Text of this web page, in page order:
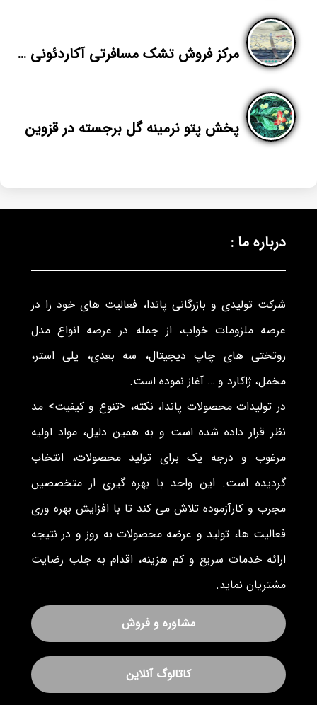
مرکز فروش تشک مسافرتی آکاردئونی پاندا
پخش پتو نرمینه گل برجسته در قزوین
درباره ما :
شرکت تولیدی و بازرگانی پاندا، فعالیت های خود را در
عرصه ملزومات خواب، از جمله در عرصه انواع مدل
روتختی های چاپ دیجیتال، سه بعدی، پلی استر،
مخمل، ژاکارد و … آغاز نموده است.
در تولیدات محصولات پاندا، نکته، <تنوع و کیفیت> مد
نظر قرار داده شده است و به همین دلیل، مواد اولیه
مرغوب و درجه یک برای تولید محصولات، انتخاب
گردیده است. این واحد با بهره گیری از متخصصین
مجرب و کارآزموده تلاش می کند تا با افزایش بهره وری
فعالیت ها، تولید و عرضه محصولات به روز و در نتیجه
ارائه خدمات سریع و کم هزینه، اقدام به جلب رضایت
مشتریان نماید.
مشاوره و فروش
کاتالوگ آنلاین